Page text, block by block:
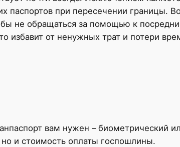
паспортов при пересечении границы.
не обращаться за помощью к
избавит от ненужных трат и потери
вам нужен – биометрический
и стоимость оплаты госпошлины.